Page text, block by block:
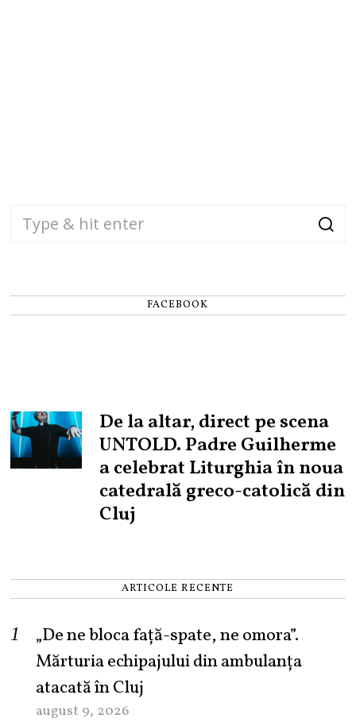
FACEBOOK
De la altar, direct pe scena
UNTOLD. Padre Guilherme
a celebrat Liturghia în noua
catedrală greco-catolică din
Cluj
ARTICOLE RECENTE
„De ne bloca față-spate, ne omora”.
Mărturia echipajului din ambulanța
atacată în Cluj
august 9, 2026